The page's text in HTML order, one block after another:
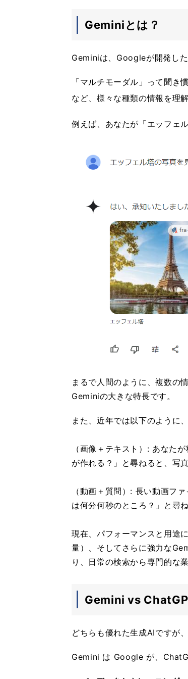
Geminiとは？
Geminiは、Googleが開発し
「マルチモーダル」って聞
など、様々な種類の情報を理
例えば、あなたが「エッフェ
まるで人間のように、複数の
Geminiの大きな特長です。
また、近年では以下のように
（画像＋テキスト）: あなた
が作れる？」と尋ねると、写
（動画＋質問）: 長い動画フ
は何分何秒のところ？」と尋
現在、パフォーマンスと用途
量）、そしてさらに強力な
り、日常の検索から専門的な
Gemini vs
どちらも優れた生成AIですが
Gemini は Google が、